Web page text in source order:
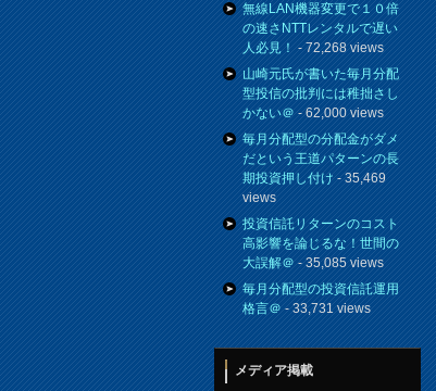
無線LAN機器変更で１０倍
の速さNTTレンタルで遅い
人必見！- 72,268 views
山崎元氏が書いた毎月分配
型投信の批判には稚拙さし
かない＠- 62,000 views
毎月分配型の分配金がダメ
だという王道パターンの長
期投資押し付け- 35,469
views
投資信託リターンのコスト
高影響を論じるな！世間の
大誤解＠- 35,085 views
毎月分配型の投資信託運用
格言＠- 33,731 views
メディア掲載